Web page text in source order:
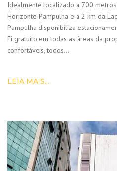
Idealmente localizado a 700
Horizonte-Pampulha e a 2 km da
Pampulha disponibiliza
Fi gratuito em todas as áreas da
confortáveis, todos…
LEIA MAIS...